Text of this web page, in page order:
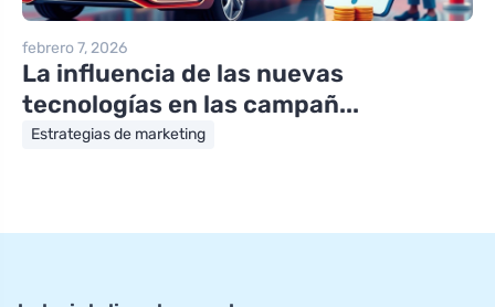
febrero 7, 2026
La influencia de las nuevas
tecnologías en las campañ...
Estrategias de marketing